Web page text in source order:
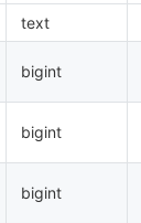
text
bigint
bigint
bigint